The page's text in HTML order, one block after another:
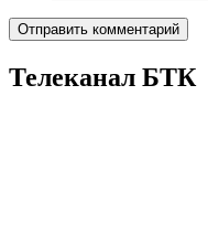
Телеканал БТК